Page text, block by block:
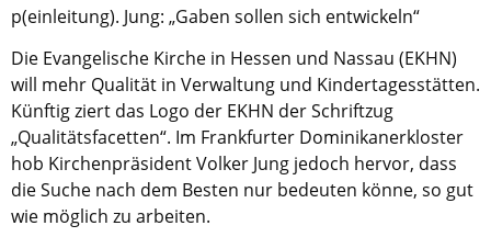
Ethik
Gott & Glauben
Kultur
Lebenslagen
p(einleitung). Jung: „Gaben sollen sich entwickeln“
Die Evangelische Kirche in Hessen und Nassau (EKHN)
will mehr Qualität in Verwaltung und Kindertagesstätten.
Künftig ziert das Logo der EKHN der Schriftzug
„Qualitätsfacetten“. Im Frankfurter Dominikanerkloster
hob Kirchenpräsident Volker Jung jedoch hervor, dass
die Suche nach dem Besten nur bedeuten könne, so gut
wie möglich zu arbeiten.